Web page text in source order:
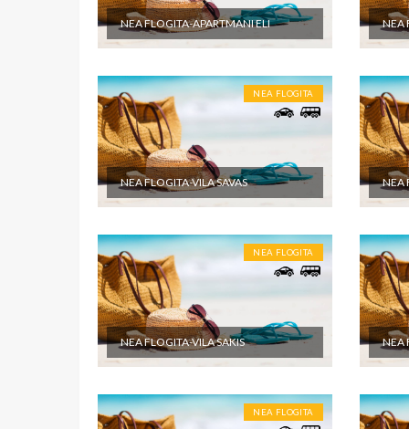
NEA FLOGITA-APARTMANI ELI NEA
NEA FLOGITA
NEA FLOGITA-VILA SAVAS NEA
NEA FLOGITA
NEA FLOGITA-VILA SAKIS NEA
NEA FLOGITA